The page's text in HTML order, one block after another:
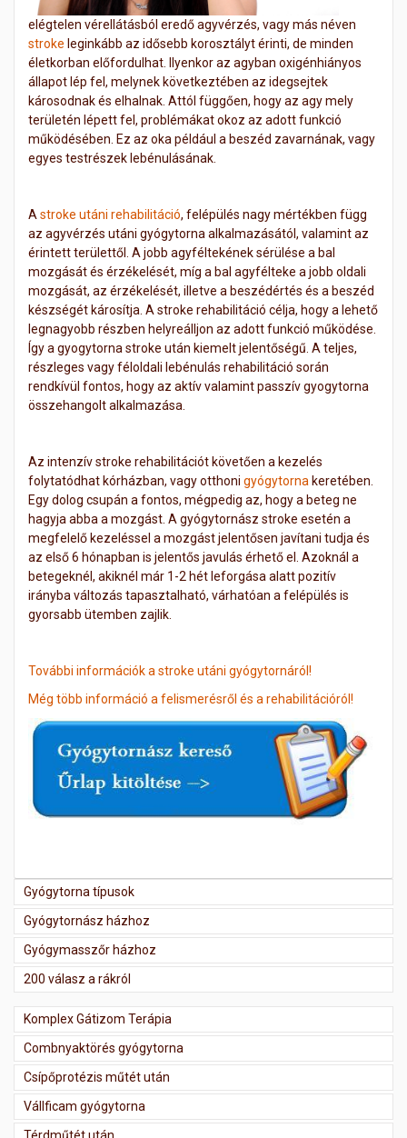
elégtelen vérellátásból eredő agyvérzés, vagy más néven
stroke leginkább az idősebb korosztályt érinti, de minden
életkorban előfordulhat. Ilyenkor az agyban oxigénhiányos
állapot lép fel, melynek következtében az idegsejtek
károsodnak és elhalnak. Attól függően, hogy az agy mely
területén lépett fel, problémákat okoz az adott funkció
működésében. Ez az oka például a beszéd zavarnának, vagy
egyes testrészek lebénulásának.
A stroke utáni rehabilitáció, felépülés nagy mértékben függ
az agyvérzés utáni gyógytorna alkalmazásától, valamint az
érintett területtől. A jobb agyféltekének sérülése a bal
mozgását és érzékelését, míg a bal agyfélteke a jobb oldali
mozgását, az érzékelését, illetve a beszédértés és a beszéd
készségét károsítja. A stroke rehabilitáció célja, hogy a lehető
legnagyobb részben helyreálljon az adott funkció működése.
Így a gyogytorna stroke után kiemelt jelentőségű. A teljes,
részleges vagy féloldali lebénulás rehabilitáció során
rendkívül fontos, hogy az aktív valamint passzív gyogytorna
összehangolt alkalmazása.
Az intenzív stroke rehabilitációt követően a kezelés
folytatódhat kórházban, vagy otthoni gyógytorna keretében.
Egy dolog csupán a fontos, mégpedig az, hogy a beteg ne
hagyja abba a mozgást. A gyógytornász stroke esetén a
megfelelő kezeléssel a mozgást jelentősen javítani tudja és
az első 6 hónapban is jelentős javulás érhető el. Azoknál a
betegeknél, akiknél már 1-2 hét leforgása alatt pozitív
irányba változás tapasztalható, várhatóan a felépülés is
gyorsabb ütemben zajlik.
További információk a stroke utáni gyógytornáról!
Még több információ a felismerésről és a rehabilitációról!
Gyógytorna típusok
Gyógytornász házhoz
Gyógymasszőr házhoz
200 válasz a rákról
Komplex Gátizom Terápia
Combnyaktörés gyógytorna
Csípőprotézis műtét után
Vállficam gyógytorna